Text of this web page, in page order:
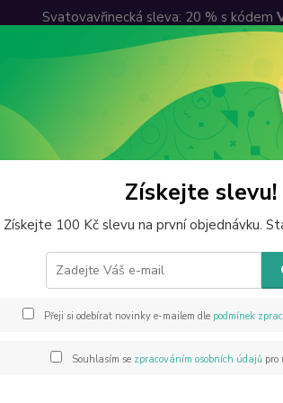
Svatovavřinecká sleva: 20 % s kódem
sleva Ceny dopravy
Hledat
Hematit sekaný náramek
sekaný náramek
Získejte slevu!
Získejte 100 Kč slevu na první objednávku.
Přeji si odebírat novinky e-mailem dle podmínek
Souhlasím se zpracováním osobních údajůpro